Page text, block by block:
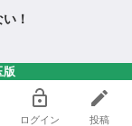
！
版
ログイン 投稿